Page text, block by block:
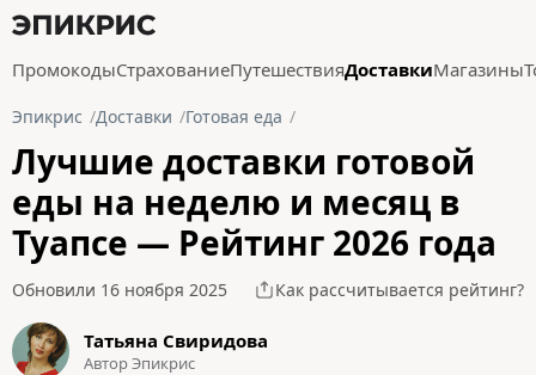
ПромокодыСтрахованиеПутешествияДоставкиМагазины
Эпикрис Доставки Готовая еда
Лучшие доставки готовой
еды на неделю и месяц в
Туапсе — Рейтинг 2026 года
Обновили 16 ноября 2025 Как рассчитывается рейтинг?
Татьяна Свиридова
Автор Эпикрис